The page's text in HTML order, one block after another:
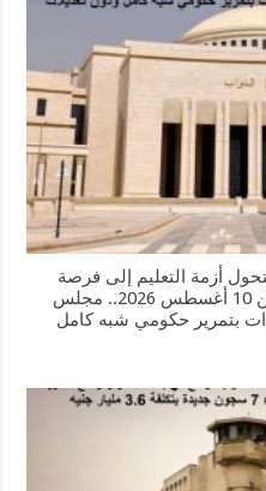
أزمة التعليم إلى فرصة
لتحصيل المزيد من الأموال.. الاثنين 10 أغسطس 2026.. مجلس
انتقادات بتمرير حكومي شبه كامل